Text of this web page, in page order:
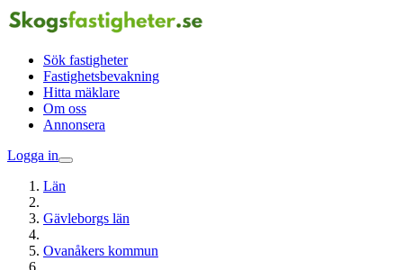
Sök fastigheter
Fastighetsbevakning
Hitta mäklare
Om oss
Annonsera
Logga in
Län
Gävleborgs län
Ovanåkers kommun